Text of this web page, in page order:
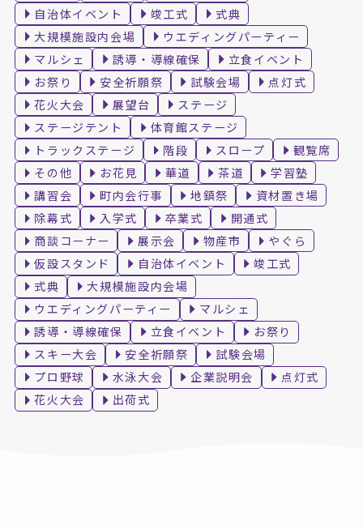
自治体イベント
竣工式
式典
大規模施設内会場
ウエディングパーティー
マルシェ
誘導・導線確保
立食イベント
お祭り
安全祈願祭 試験会場
点灯式
花火大会
展望台
ステージ
ステージテント
体育館ステージ
トラックステージ
階段 スロープ
観覧席
その他
お花見 華道 茶道
学習塾
講習会
町内会行事 地鎮祭
資材置き場
除幕式
入学式 卒業式
開通式
商談コーナー
展示会 物産市
やぐら
仮設スタンド
自治体イベント
竣工式
式典
大規模施設内会場
ウエディングパーティー
マルシェ
誘導・導線確保
立食イベント
お祭り
スキー大会
安全祈願祭
試験会場
プロ野球
水泳大会 企業説明会
点灯式
花火大会
出荷式